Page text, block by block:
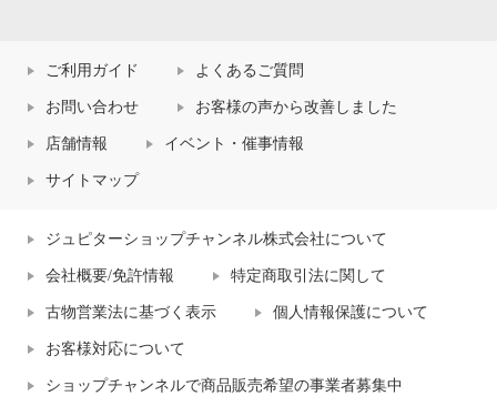
ご利用ガイド よくあるご質問
お問い合わせ お客様の声から改善しました
店舗情報 イベント・催事情報
サイトマップ
ジュピターショップチャンネル株式会社について
会社概要/免許情報 特定商取引法に関して
古物営業法に基づく表示 個人情報保護について
お客様対応について
ショップチャンネルで商品販売希望の事業者募集中